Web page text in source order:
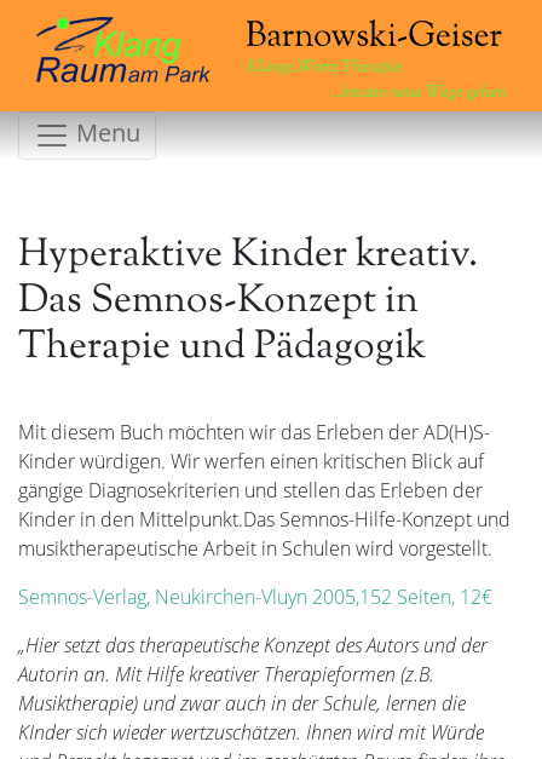
Klänge.Worte.Therapie
...kreativ neue Wege gehen
Menu
Hyperaktive Kinder kreativ.
Das Semnos-Konzept in
Therapie und Pädagogik
Mit diesem Buch möchten wir das Erleben der AD(H)S-
Kinder würdigen. Wir werfen einen kritischen Blick auf
gängige Diagnosekriterien und stellen das Erleben der
Kinder in den Mittelpunkt.Das Semnos-Hilfe-Konzept und
musiktherapeutische Arbeit in Schulen wird vorgestellt.
Semnos-Verlag, Neukirchen-Vluyn 2005,152 Seiten, 12€
„Hier setzt das therapeutische Konzept des Autors und der
Autorin an. Mit Hilfe kreativer Therapieformen (z.B.
Musiktherapie) und zwar auch in der Schule, lernen die
KInder sich wieder wertzuschätzen. Ihnen wird mit Würde